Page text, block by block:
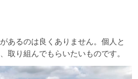
あるのは良くありません。個人と
取り組んでもらいたいものです。